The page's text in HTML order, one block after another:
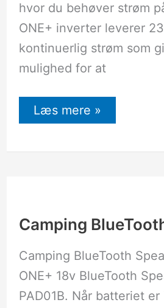
hvor du behøver strøm
ONE+ inverter leverer
kontinuerlig strøm som
mulighed for at
Læs mere »
Camping
Camping BlueTooth
ONE+ 18v BlueTooth
PAD01B. Når batteriet